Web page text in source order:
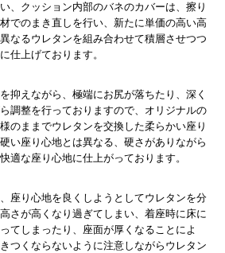
、クッション内部のバネのカバーは、擦り
でのまき直しを行い、新たに単価の高い高
なるウレタンを組み合わせて積層させつつ
仕上げております。
抑えながら、極端にお尻が落ちたり、深く
調整を行っておりますので、オリジナルの
のままでウレタンを交換した柔らかい座り
い座り心地とは異なる、硬さがありながら
適な座り心地に仕上がっております。
座り心地を良くしようとしてウレタンを分
さが高くなり過ぎてしまい、着座時に床に
てしまったり、座面が厚くなることによ
つくならないように注意しながらウレタン